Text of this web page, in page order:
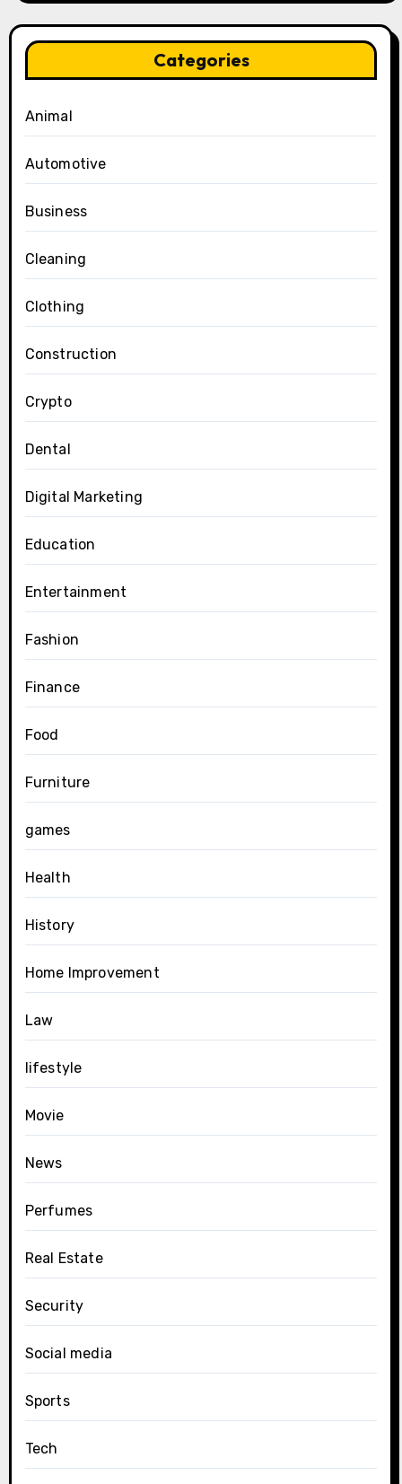
Categories
Animal
Automotive
Business
Cleaning
Clothing
Construction
Crypto
Dental
Digital Marketing
Education
Entertainment
Fashion
Finance
Food
Furniture
games
Health
History
Home Improvement
Law
lifestyle
Movie
News
Perfumes
Real Estate
Security
Social media
Sports
Tech